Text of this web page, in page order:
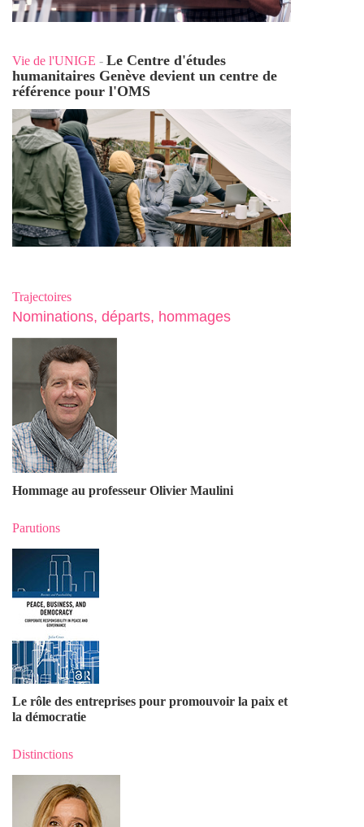
Vie de l'UNIGE - Le Centre d'études
humanitaires Genève devient un centre de
référence pour l'OMS
Trajectoires
Nominations, départs, hommages
Hommage au professeur Olivier Maulini
Parutions
Le rôle des entreprises pour promouvoir la paix et
la démocratie
Distinctions